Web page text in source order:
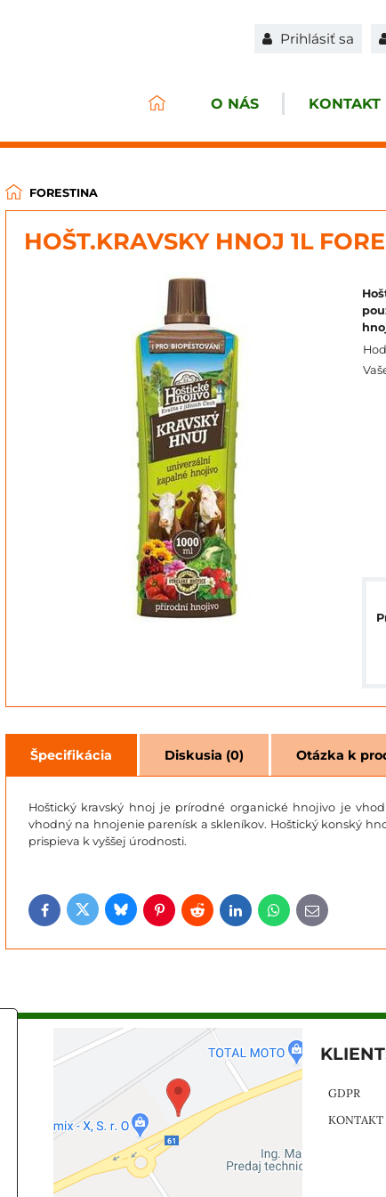
Prihlásiť sa
O NÁS KONTAKT
FORESTINA
HOŠT.KRAVSKY HNOJ 1L FORE
Špecifikácia Diskusia (0) Otázka k
Hoštický kravský hnoj je prírodné organické hnojivo je
vhodný na hnojenie parenísk a skleníkov. Hoštický konský
prispieva k vyššej úrodnosti.
FacebookTwitterBlueskyPinterestRedditLinkedInWhatsApp
E-
mail
GDPR
KONTAKT